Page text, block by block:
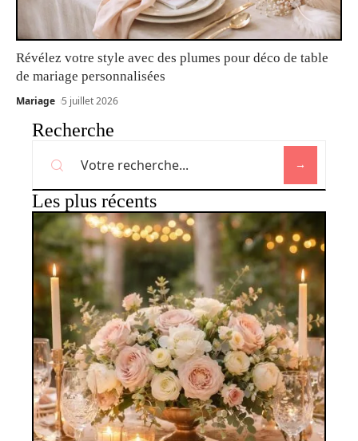
Révélez votre style avec des plumes pour déco de table
de mariage personnalisées
Mariage 5 juillet 2026
Recherche
Les plus récents